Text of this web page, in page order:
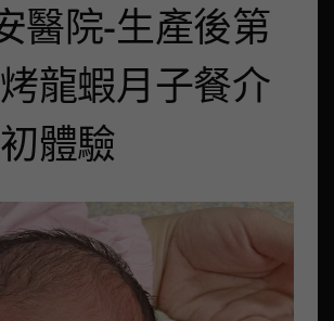
醫院-生產後第
龍蝦月子餐介
體驗